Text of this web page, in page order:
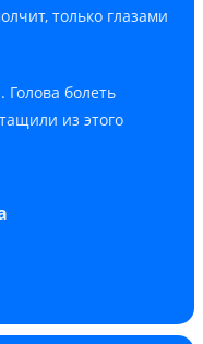
только глазами
Голова болеть
из этого